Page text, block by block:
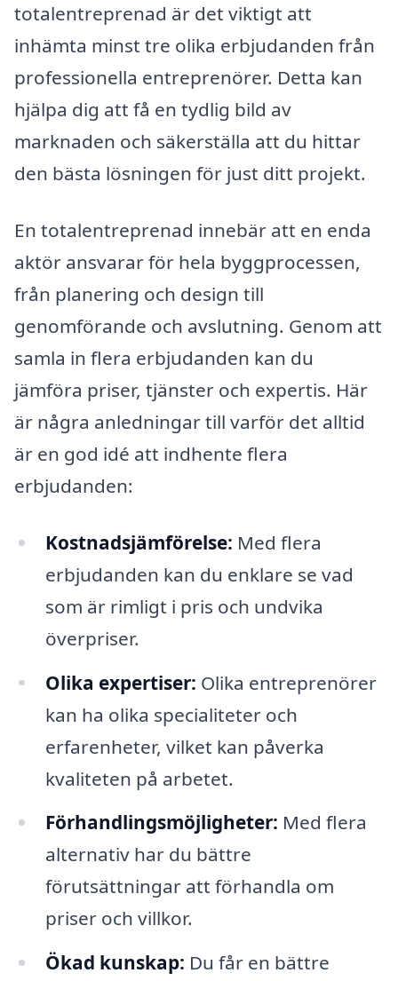
totalentreprenad är det viktigt att
inhämta minst tre olika erbjudanden från
professionella entreprenörer. Detta kan
hjälpa dig att få en tydlig bild av
marknaden och säkerställa att du hittar
den bästa lösningen för just ditt projekt.
En totalentreprenad innebär att en enda
aktör ansvarar för hela byggprocessen,
från planering och design till
genomförande och avslutning. Genom att
samla in flera erbjudanden kan du
jämföra priser, tjänster och expertis. Här
är några anledningar till varför det alltid
är en god idé att indhente flera
erbjudanden:
Kostnadsjämförelse: Med flera
erbjudanden kan du enklare se vad
som är rimligt i pris och undvika
överpriser.
Olika expertiser: Olika entreprenörer
kan ha olika specialiteter och
erfarenheter, vilket kan påverka
kvaliteten på arbetet.
Förhandlingsmöjligheter: Med flera
alternativ har du bättre
förutsättningar att förhandla om
priser och villkor.
Ökad kunskap: Du får en bättre